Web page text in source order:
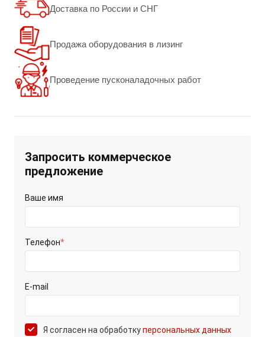
Доставка по России и СНГ
Продажа оборудования в лизинг
Проведение пусконаладочных работ
Запросить коммерческое
предложение
Ваше имя
Телефон*
E-mail
Я согласен на обработкуперсональных данных